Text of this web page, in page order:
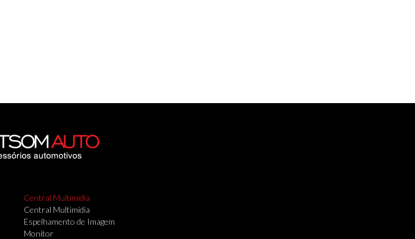
Central Multimídia
Central Multimídia
Espelhamento de Imagem
Monitor